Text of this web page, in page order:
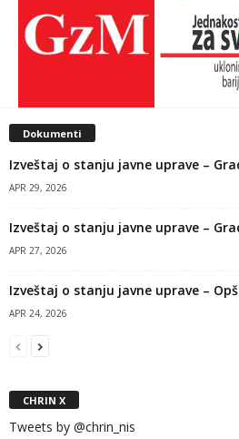
Dokumenti
Izveštaj o stanju javne uprave –
APR 29, 2026
Izveštaj o stanju javne uprave –
APR 27, 2026
Izveštaj o stanju javne uprave –
APR 24, 2026
CHRIN X
Tweets by @chrin_nis